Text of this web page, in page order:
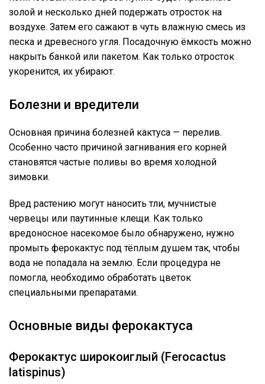
золой и несколько дней подержать отросток на
воздухе. Затем его сажают в чуть влажную смесь из
песка и древесного угля. Посадочную ёмкость можно
накрыть банкой или пакетом. Как только отросток
укоренится, их убирают.
Болезни и вредители
Основная причина болезней кактуса — перелив.
Особенно часто причиной загнивания его корней
становятся частые поливы во время холодной
зимовки.
Вред растению могут наносить тли, мучнистые
червецы или паутинные клещи. Как только
вредоносное насекомое было обнаружено, нужно
промыть ферокактус под тёплым душем так, чтобы
вода не попадала на землю. Если процедура не
помогла, необходимо обработать цветок
специальными препаратами.
Основные виды ферокактуса
Ферокактус широкоиглый (Ferocactus
latispinus)